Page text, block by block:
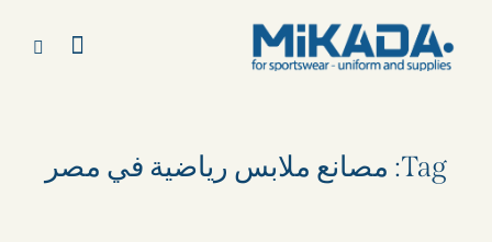
Tag: مصانع ملابس رياضية في مصر